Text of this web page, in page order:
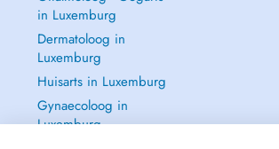
in Luxemburg
Dermatoloog in
Luxemburg
Huisarts in Luxemburg
Gynaecoloog in
Luxemburg